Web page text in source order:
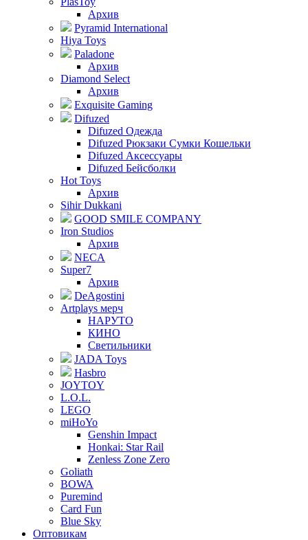
Архив
Pyramid International
Hiya Toys
Paladone
Архив
Diamond Select
Архив
Exquisite Gaming
Difuzed
Difuzed Одежда
Difuzed Рюкзаки Сумки Кошельки
Difuzed Аксессуары
Difuzed Бейсболки
Hot Toys
Архив
Sihir Dukkani
GOOD SMILE COMPANY
Iron Studios
Архив
NECA
Super7
Архив
DeAgostini
Artplays мерч
НАРУТО
КИНО
Светильники
JADA Toys
Hasbro
JOYTOY
L.O.L.
LEGO
miHoYo
Genshin Impact
Honkai: Star Rail
Zenless Zone Zero
Goliath
BOWA
Puremind
Card Fun
Blue Sky
Оптовикам